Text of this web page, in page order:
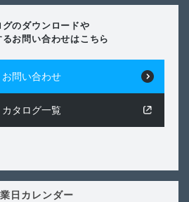
グのダウンロードや
お問い合わせはこちら
お問い合わせ
カタログ一覧
日カレンダー